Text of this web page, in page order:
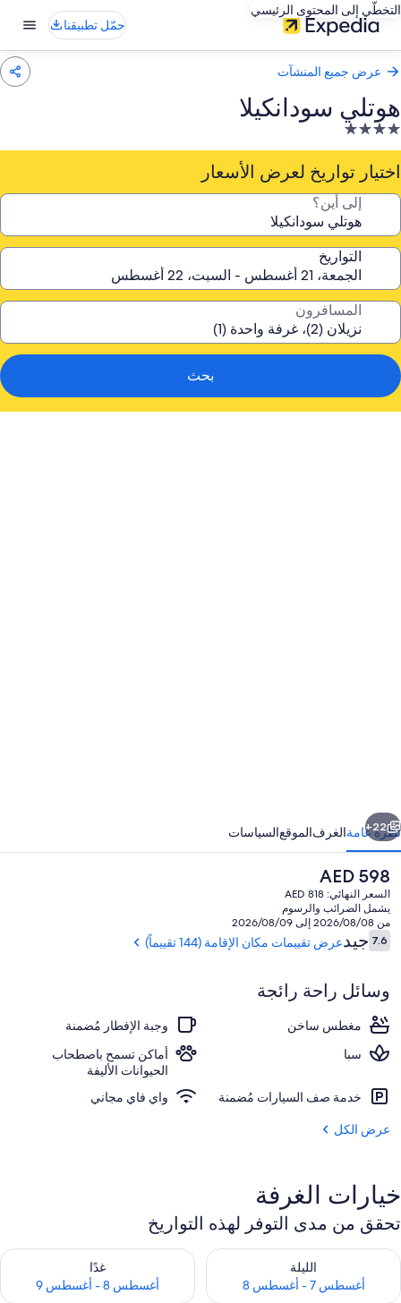
التخطّي إلى المحتوى الرئيسي
حمّل تطبيقنا
عرض جميع المنشآت
هوتلي سودانكيلا
منشأة
فندقية
مصنفة
4.0
اختيار تواريخ لعرض الأسعار
إلى أين؟
التواريخ
المسافرون
بحث
2 من المطاعم؛ يتم تقديم الإفطار، والغداء، والعشاء
التالي
22+
نظرة عامةالغرفالموقعالسياسات
السعر
الحالي
هو
AED
598
AED 598
السعر النهائي: AED 818
يشمل الضرائب والرسوم
من 2026/08/08 إلى 2026/08/09
التقييمات
7.67.6 من 10جيدعرض تقييمات مكان الإقامة (144 تقييماً)
وسائل راحة رائجة
مغطس ساخن
وجبة الإفطار مُضمنة
سبا
أماكن تسمح باصطحاب
الحيوانات الأليفة
خدمة صف السيارات مُضمنة
واي فاي مجاني
عرض الكل
خيارات الغرفة
تحقق من مدى التوفر لهذه التواريخ
الليلة
أغسطس 7 - أغسطس 8
تحقق من مدى التوفر لليلة للفترة أغسطس 7 - أغسطس 8
غدًا
أغسطس 8 - أغسطس 9
تحقق من مدى التوفر لغد للفترة أغسطس